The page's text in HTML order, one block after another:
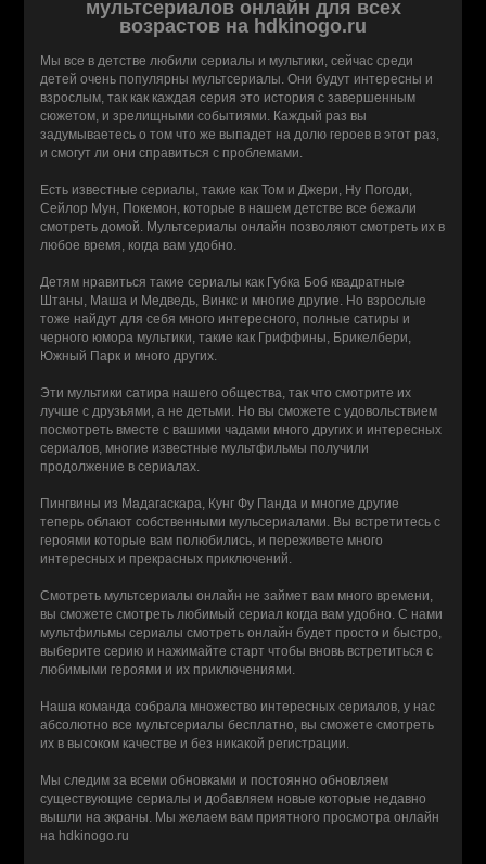
мультсериалов онлайн для всех
возрастов на hdkinogo.ru
Мы все в детстве любили сериалы и мультики, сейчас среди
детей очень популярны мультсериалы. Они будут интересны и
взрослым, так как каждая серия это история с завершенным
сюжетом, и зрелищными событиями. Каждый раз вы
задумываетесь о том что же выпадет на долю героев в этот раз,
и смогут ли они справиться с проблемами.
Есть известные сериалы, такие как Том и Джери, Ну Погоди,
Сейлор Мун, Покемон, которые в нашем детстве все бежали
смотреть домой. Мультсериалы онлайн позволяют смотреть их в
любое время, когда вам удобно.
Детям нравиться такие сериалы как Губка Боб квадратные
Штаны, Маша и Медведь, Винкс и многие другие. Но взрослые
тоже найдут для себя много интересного, полные сатиры и
черного юмора мультики, такие как Гриффины, Брикелбери,
Южный Парк и много других.
Эти мультики сатира нашего общества, так что смотрите их
лучше с друзьями, а не детьми. Но вы сможете с удовольствием
посмотреть вместе с вашими чадами много других и интересных
сериалов, многие известные мультфильмы получили
продолжение в сериалах.
Пингвины из Мадагаскара, Кунг Фу Панда и многие другие
теперь облают собственными мульсериалами. Вы встретитесь с
героями которые вам полюбились, и переживете много
интересных и прекрасных приключений.
Смотреть мультсериалы онлайн не займет вам много времени,
вы сможете смотреть любимый сериал когда вам удобно. С нами
мультфильмы сериалы смотреть онлайн будет просто и быстро,
выберите серию и нажимайте старт чтобы вновь встретиться с
любимыми героями и их приключениями.
Наша команда собрала множество интересных сериалов, у нас
абсолютно все мультсериалы бесплатно, вы сможете смотреть
их в высоком качестве и без никакой регистрации.
Мы следим за всеми обновками и постоянно обновляем
существующие сериалы и добавляем новые которые недавно
вышли на экраны. Мы желаем вам приятного просмотра онлайн
на hdkinogo.ru